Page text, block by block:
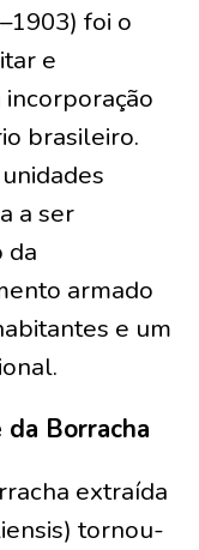
foi o
e
brasileiro.
a ser
da
armado
e um
Borracha
extraída
tornou-